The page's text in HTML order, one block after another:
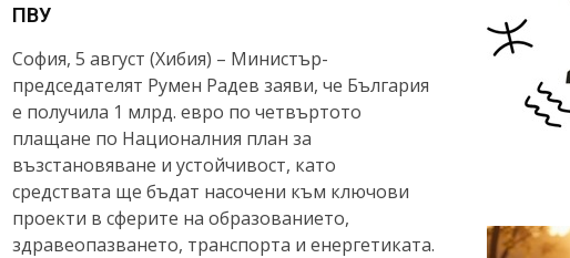
ПВУ
София, 5 август (Хибия) – Министър-
председателят Румен Радев заяви, че България
е получила 1 млрд. евро по четвъртото
плащане по Националния план за
възстановяване и устойчивост, като
средствата ще бъдат насочени към ключови
проекти в сферите на образованието,
здравеопазването, транспорта и енергетиката.